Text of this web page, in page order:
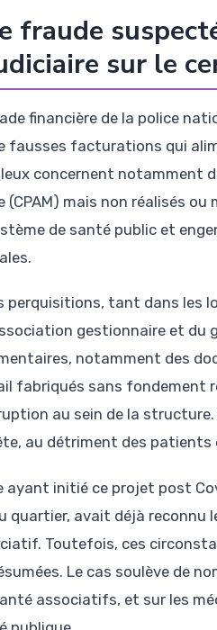
fraude
sur le
financière de la police
fausses facturations qui
concernent notamment
(CPAM) mais non réalisés
de santé public et
perquisitions, tant dans les
gestionnaire et
notamment des
fabriqués sans fondement
au sein de la
au détriment des patients
initié ce projet post
quartier, avait déjà
Toutefois, ces
Le cas soulève de
associatifs, et sur les